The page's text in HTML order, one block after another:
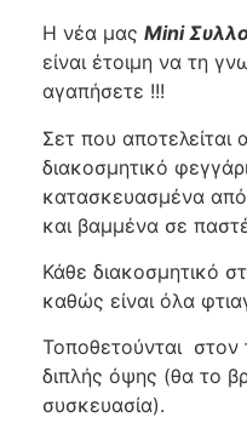
Η νέα μας Mini
είναι έτοιμη να τη
αγαπήσετε !!!
Σετ που αποτελείται
διακοσμητικό
κατασκευασμένα
και βαμμένα σε
Κάθε διακοσμητικό
καθώς είναι όλα
Τοποθετούνται στον
διπλής όψης (θα το
συσκευασία).